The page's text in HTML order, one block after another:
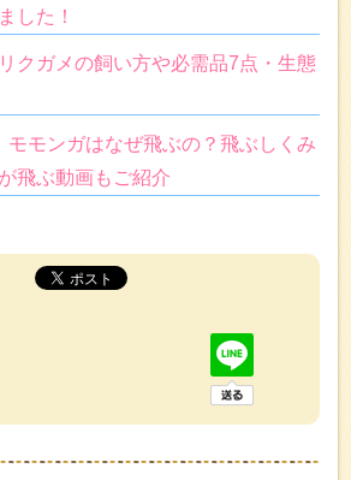
した！
クガメの飼い方や必需品7点・生態
モモンガはなぜ飛ぶの？飛ぶしくみ
飛ぶ動画もご紹介